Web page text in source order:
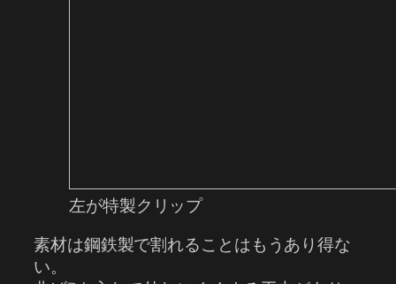
左が特製クリップ
素材は鋼鉄製で割れることはもうあり得な
い。